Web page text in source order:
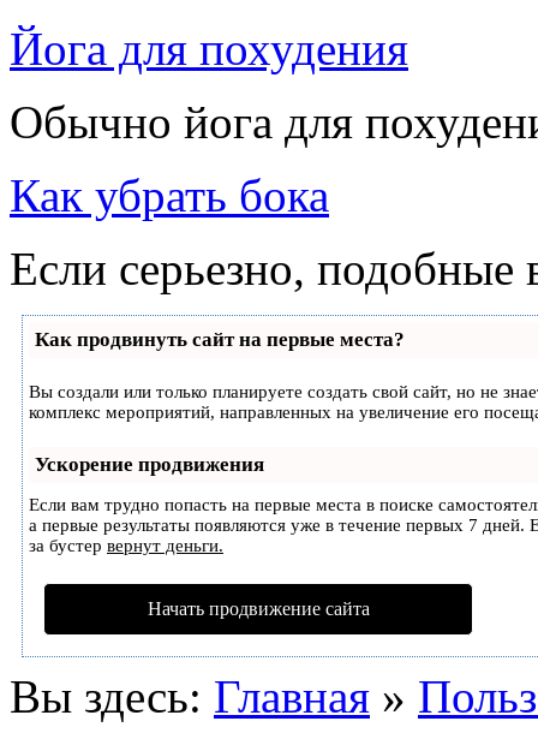
Йога для похудения
Обычно йога для
Как убрать бока
Если серьезно,
Как продвинуть сайт на первые места?
Вы создали или только планируете создать свой сайт, но не
комплекс мероприятий, направленных на увеличение его
Ускорение продвижения
Если вам трудно попасть на первые места в поиске
а первые результаты появляются уже в течение первых 7
за бустер вернут деньги.
Начать продвижение сайта
Вы здесь: Главная »